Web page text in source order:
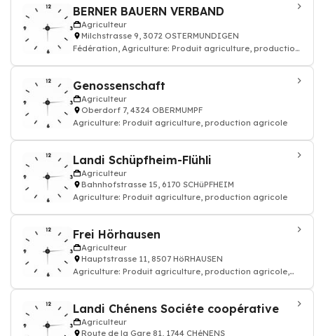
BERNER BAUERN VERBAND
Agriculteur
Milchstrasse 9, 3072 OSTERMUNDIGEN
Fédération, Agriculture: Produit agriculture, production
Genossenschaft
Agriculteur
Oberdorf 7, 4324 OBERMUMPF
Agriculture: Produit agriculture, production agricole
Landi Schüpfheim-Flühli
Agriculteur
Bahnhofstrasse 15, 6170 SCHüPFHEIM
Agriculture: Produit agriculture, production agricole
Frei Hörhausen
Agriculteur
Hauptstrasse 11, 8507 HöRHAUSEN
Agriculture: Produit agriculture, production agricole,
Landi Chénens Sociéte coopérative
Agriculteur
Route de la Gare 81, 1744 CHéNENS